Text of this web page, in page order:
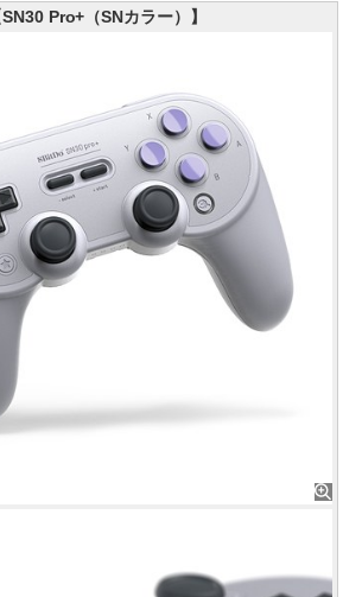
SN30 Pro+（SNカラー）】